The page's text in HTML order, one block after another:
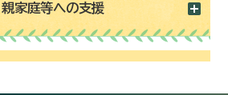
親家庭等への支援